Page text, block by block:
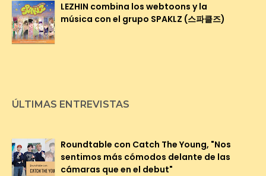
LEZHIN combina los webtoons y la
música con el grupo SPAKLZ (스파클즈)
ÚLTIMAS ENTREVISTAS
Roundtable con Catch The Young, "Nos
sentimos más cómodos delante de las
cámaras que en el debut"